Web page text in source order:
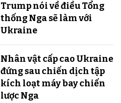
Trump nói về điều Tổng
thống Nga sẽ làm với
Ukraine
Nhân vật cấp cao Ukraine
đứng sau chiến dịch tập
kích loạt máy bay chiến
lược Nga